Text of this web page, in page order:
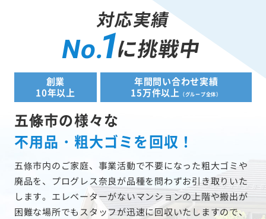
対応実績
No.1に挑戦中
創業
10年以上
年間問い合わせ実績
15万件以上
（グループ全体）
五條市の様々な
不用品・粗大ゴミを回収！
五條市内のご家庭、事業活動で不要になった粗大ゴミや
廃品を、プログレス奈良が品種を問わずお引き取りいた
します。エレベーターがないマンションの上階や搬出が
困難な場所でもスタッフが迅速に回収いたしますので、